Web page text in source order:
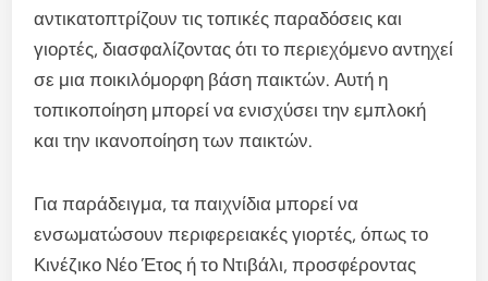
αντικατοπτρίζουν τις τοπικές παραδόσεις και
γιορτές, διασφαλίζοντας ότι το περιεχόμενο αντηχεί
σε μια ποικιλόμορφη βάση παικτών. Αυτή η
τοπικοποίηση μπορεί να ενισχύσει την εμπλοκή
και την ικανοποίηση των παικτών.
Για παράδειγμα, τα παιχνίδια μπορεί να
ενσωματώσουν περιφερειακές γιορτές, όπως το
Κινέζικο Νέο Έτος ή το Ντιβάλι, προσφέροντας